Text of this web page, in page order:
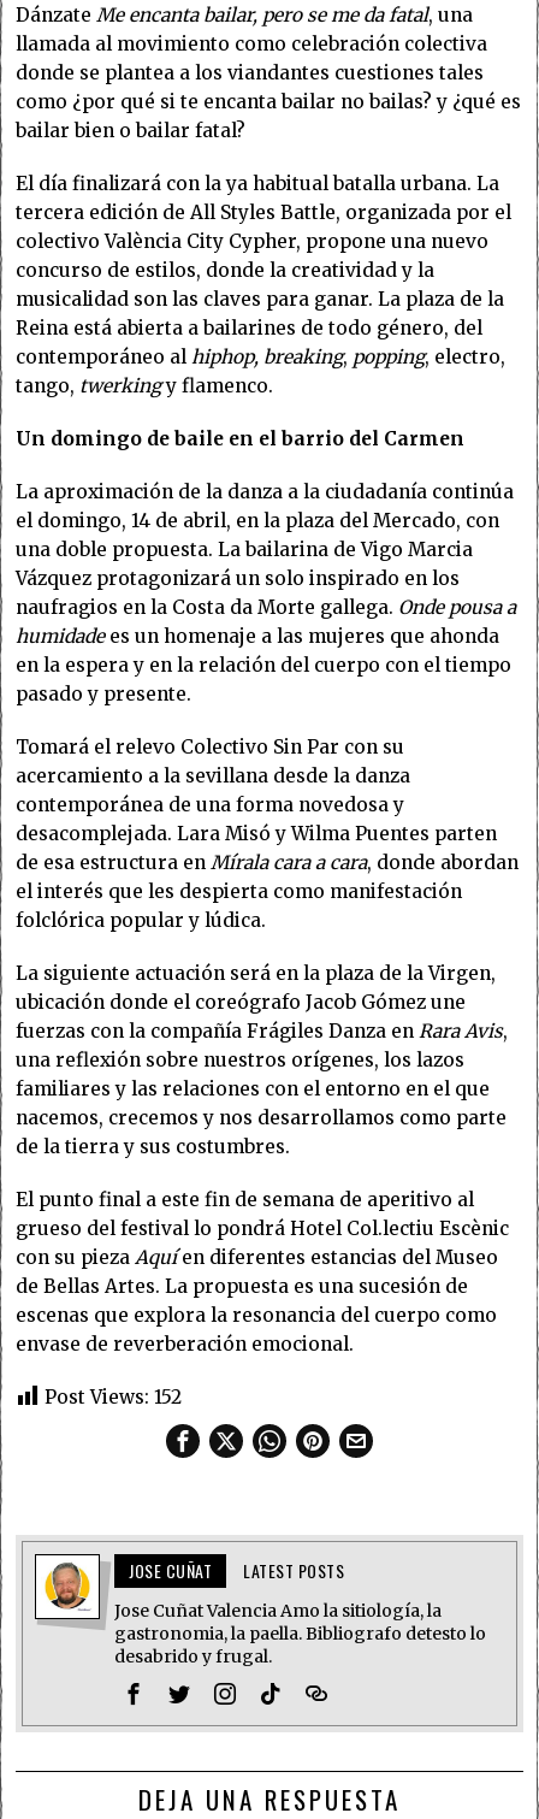
Dánzate Me encanta bailar, pero se me da fatal, una
llamada al movimiento como celebración colectiva
donde se plantea a los viandantes cuestiones tales
como ¿por qué si te encanta bailar no bailas? y ¿qué es
bailar bien o bailar fatal?
El día finalizará con la ya habitual batalla urbana. La
tercera edición de All Styles Battle, organizada por el
colectivo València City Cypher, propone una nuevo
concurso de estilos, donde la creatividad y la
musicalidad son las claves para ganar. La plaza de la
Reina está abierta a bailarines de todo género, del
contemporáneo al hiphop, breaking, popping, electro,
tango, twerkingy flamenco.
Un domingo de baile en el barrio del Carmen
La aproximación de la danza a la ciudadanía continúa
el domingo, 14 de abril, en la plaza del Mercado, con
una doble propuesta. La bailarina de Vigo Marcia
Vázquez protagonizará un solo inspirado en los
naufragios en la Costa da Morte gallega. Onde pousa a
humidadees un homenaje a las mujeres que ahonda
en la espera y en la relación del cuerpo con el tiempo
pasado y presente.
Tomará el relevo Colectivo Sin Par con su
acercamiento a la sevillana desde la danza
contemporánea de una forma novedosa y
desacomplejada. Lara Misó y Wilma Puentes parten
de esa estructura en Mírala cara a cara, donde abordan
el interés que les despierta como manifestación
folclórica popular y lúdica.
La siguiente actuación será en la plaza de la Virgen,
ubicación donde el coreógrafo Jacob Gómez une
fuerzas con la compañía Frágiles Danza en Rara Avis,
una reflexión sobre nuestros orígenes, los lazos
familiares y las relaciones con el entorno en el que
nacemos, crecemos y nos desarrollamos como parte
de la tierra y sus costumbres.
El punto final a este fin de semana de aperitivo al
grueso del festival lo pondrá Hotel Col.lectiu Escènic
con su pieza Aquíen diferentes estancias del Museo
de Bellas Artes. La propuesta es una sucesión de
escenas que explora la resonancia del cuerpo como
envase de reverberación emocional.
Post Views: 152
JOSE CUÑAT LATEST POSTS
Jose Cuñat Valencia Amo la sitiología, la
gastronomia, la paella. Bibliografo detesto lo
desabrido y frugal.
DEJA UNA RESPUESTA